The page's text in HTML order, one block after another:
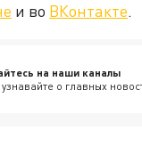
и во ВКонтакте.
на наши каналы
о главных